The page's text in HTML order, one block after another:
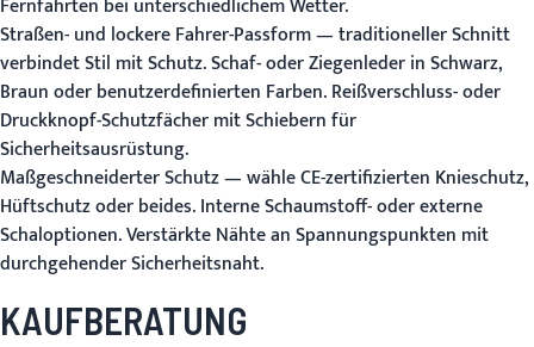
Fernfahrten bei unterschiedlichem Wetter.
Straßen- und lockere Fahrer-Passform— traditioneller Schnitt
verbindet Stil mit Schutz. Schaf- oder Ziegenleder in Schwarz,
Braun oder benutzerdefinierten Farben. Reißverschluss- oder
Druckknopf-Schutzfächer mit Schiebern für
Sicherheitsausrüstung.
Maßgeschneiderter Schutz— wähle CE-zertifizierten Knieschutz,
Hüftschutz oder beides. Interne Schaumstoff- oder externe
Schaloptionen. Verstärkte Nähte an Spannungspunkten mit
durchgehender Sicherheitsnaht.
KAUFBERATUNG